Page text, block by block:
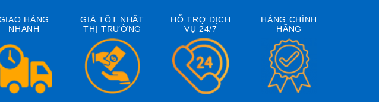
HÀNG
NHANH
GIÁ TỐT NHẤT
THỊ TRƯỜNG
HỖ TRỢ DỊCH
VỤ 24/7
HÀNG CHÍNH
HÃNG